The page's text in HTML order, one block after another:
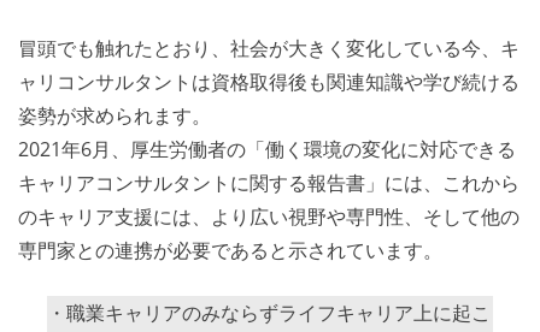
冒頭でも触れたとおり、社会が大きく変化している今、キ
ャリコンサルタントは資格取得後も関連知識や学び続ける
姿勢が求められます。
2021年6月、厚生労働者の「働く環境の変化に対応できる
キャリアコンサルタントに関する報告書」には、これから
のキャリア支援には、より広い視野や専門性、そして他の
専門家との連携が必要であると示されています。
・職業キャリアのみならずライフキャリア上に起こ